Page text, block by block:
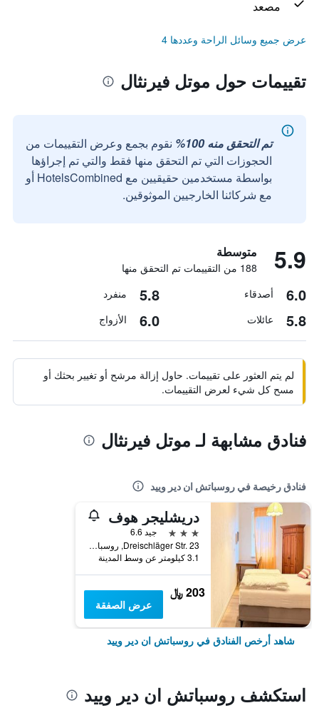
مصعد
عرض جميع وسائل الراحة وعددها 4
تقييمات حول موتل فيرنثال
تم التحقق منه 100%
نقوم بجمع وعرض التقييمات من
الحجوزات التي تم التحقق منها فقط والتي تم إجراؤها
بواسطة مستخدمين حقيقيين مع HotelsCombined أو
مع شركائنا الخارجيين الموثوقين.
5.9 متوسطة
188 من التقييمات تم التحقق منها
6.0 أصدقاء 5.8 منفرد
5.8 عائلات 6.0 الأزواج
لم يتم العثور على تقييمات. حاول إزالة مرشح أو تغيير بحثك أو
مسح كل شيء لعرض التقييمات.
فنادق مشابهة لـ موتل فيرنثال
فنادق رخيصة في روسباتش ان دير وييد
دريشليجر هوف
3 نجوم
جيد 6.6
Dreischläger Str. 23, روسباتش ان دير وييد, راينلند بالاتينات, ألمانيا
3.1 كيلومتر عن وسط المدينة
203 ﷼
عرض الصفقة
شاهد أرخص الفنادق في روسباتش ان دير وييد
استكشف روسباتش ان دير وييد